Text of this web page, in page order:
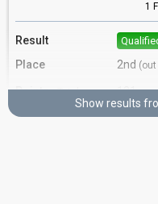
1
Result
Place 2nd (out
Points Total 131
Show results